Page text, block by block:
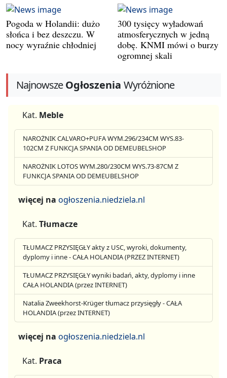
Pogoda w Holandii: dużo
słońca i bez deszczu. W
nocy wyraźnie chłodniej
300 tysięcy wyładowań
atmosferycznych w jedną
dobę. KNMI mówi o burzy
ogromnej skali
NajnowszeOgłoszenia Wyróżnione
Kat. Meble
NAROŻNIK CALVARO+PUFA WYM.296/234CM WYS.83-
102CM Z FUNKCJA SPANIA OD DEMEUBELSHOP
NAROŻNIK LOTOS WYM.280/230CM WYS.73-87CM Z
FUNKCJA SPANIA OD DEMEUBELSHOP
więcej na ogłoszenia.niedziela.nl
Kat. Tłumacze
TŁUMACZ PRZYSIĘGŁY akty z USC, wyroki, dokumenty,
dyplomy i inne - CAŁA HOLANDIA (PRZEZ INTERNET)
TŁUMACZ PRZYSIĘGŁY wyniki badań, akty, dyplomy i inne
CAŁA HOLANDIA (przez INTERNET)
Natalia Zweekhorst-Krüger tłumacz przysięgły - CAŁA
HOLANDIA (przez INTERNET)
więcej na ogłoszenia.niedziela.nl
Kat. Praca